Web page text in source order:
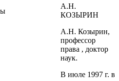
А.Н.
КОЗЫРИН
А.Н. Козырин,
профессор
права , доктор
наук.
В июле 1997 г. в